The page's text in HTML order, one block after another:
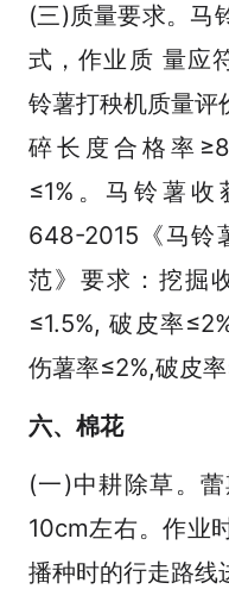
(三)质量要求。马
式，作业质 量应
铃薯打秧机质量评
碎长度合格率
≤1%。马铃薯
648-2015《马铃
范》要求：挖掘
≤1.5%, 破皮率
伤薯率≤2%,破皮
六、棉花
(一)中耕除草。
10cm左右。作业
播种时的行走路线